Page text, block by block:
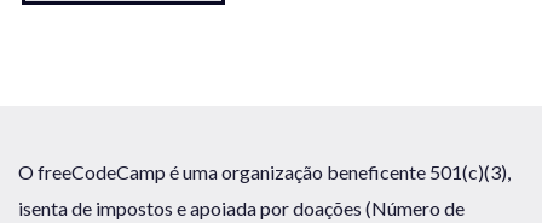
O freeCodeCamp é uma organização beneficente 501(c)(3),
isenta de impostos e apoiada por doações (Número de